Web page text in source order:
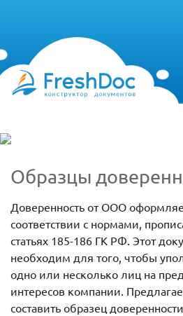
Образцы
Доверенность от ООО
соответствии с нормами,
статьях 185-186 ГК РФ. Этот
необходим для того, чтобы
одно или несколько лиц на
интересов компании.
составить образец